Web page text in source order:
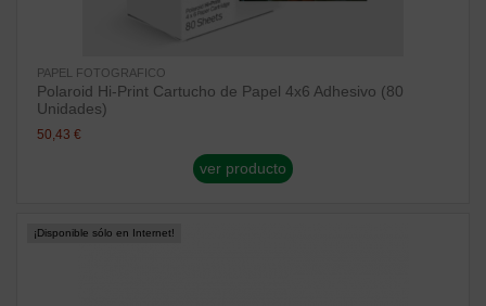
PAPEL FOTOGRAFICO
Polaroid Hi-Print Cartucho de Papel 4x6 Adhesivo (80
Unidades)
50,43 €
ver producto
¡Disponible sólo en Internet!